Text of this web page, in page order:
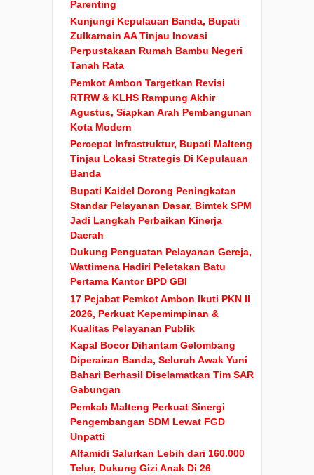
Parenting
Kunjungi Kepulauan Banda, Bupati
Zulkarnain AA Tinjau Inovasi
Perpustakaan Rumah Bambu Negeri
Tanah Rata
Pemkot Ambon Targetkan Revisi
RTRW & KLHS Rampung Akhir
Agustus, Siapkan Arah Pembangunan
Kota Modern
Percepat Infrastruktur, Bupati Malteng
Tinjau Lokasi Strategis Di Kepulauan
Banda
Bupati Kaidel Dorong Peningkatan
Standar Pelayanan Dasar, Bimtek SPM
Jadi Langkah Perbaikan Kinerja
Daerah
Dukung Penguatan Pelayanan Gereja,
Wattimena Hadiri Peletakan Batu
Pertama Kantor BPD GBI
17 Pejabat Pemkot Ambon Ikuti PKN II
2026, Perkuat Kepemimpinan &
Kualitas Pelayanan Publik
Kapal Bocor Dihantam Gelombang
Diperairan Banda, Seluruh Awak Yuni
Bahari Berhasil Diselamatkan Tim SAR
Gabungan
Pemkab Malteng Perkuat Sinergi
Pengembangan SDM Lewat FGD
Unpatti
Alfamidi Salurkan Lebih dari 160.000
Telur, Dukung Gizi Anak Di 26